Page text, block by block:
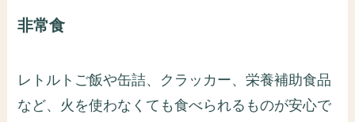
非常食
レトルトご飯や缶詰、クラッカー、栄養補助食品
など、火を使わなくても食べられるものが安心で